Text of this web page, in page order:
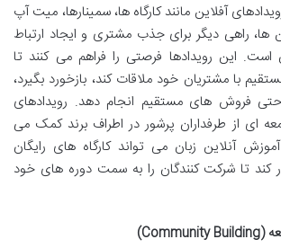
آفلاین مانند کارگاه ها، سمینارها، میت آپ
راهی دیگر برای جذب مشتری و ایجاد ارتباط
است. این رویدادها فرصتی را فراهم می کنند تا
با مشتریان خود ملاقات کند، بازخورد بگیرد،
حتی فروش های مستقیم انجام دهد. رویدادهای
ای از طرفداران پرشور در اطراف برند کمک می
آنلاین زبان می تواند کارگاه های رایگان
کند تا شرکت کنندگان را به سمت دوره های خود